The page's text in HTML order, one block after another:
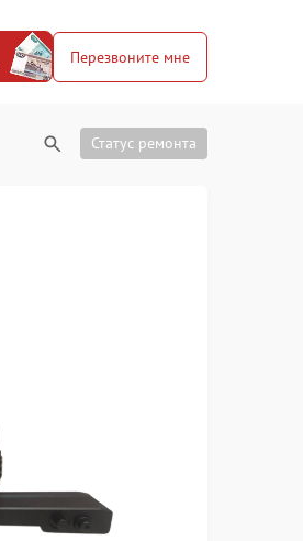
Перезвоните мне
Статус ремонта